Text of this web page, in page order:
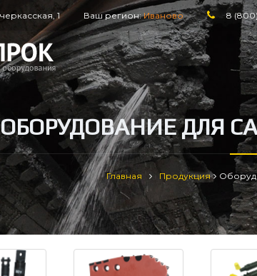
1 Ваш регион:Иваново 8
ОБОРУДОВАНИЕ ДЛЯ
Главная Продукция